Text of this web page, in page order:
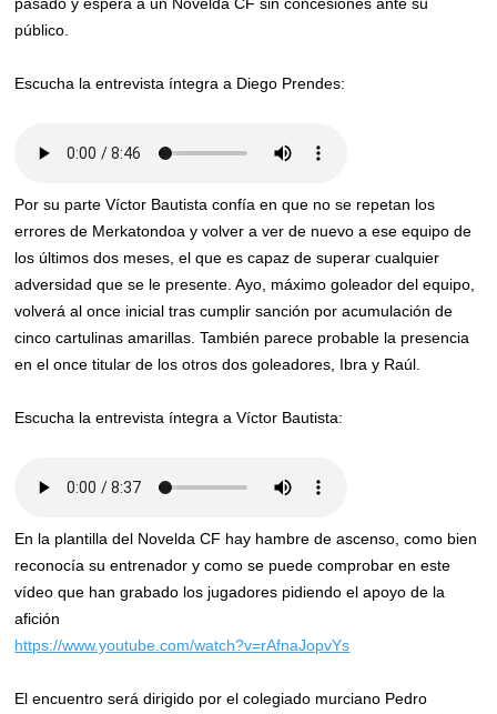
público.
Escucha la entrevista íntegra a Diego Prendes:
Por su parte Víctor Bautista confía en que no se repetan los
errores de Merkatondoa y volver a ver de nuevo a ese equipo de
los últimos dos meses, el que es capaz de superar cualquier
adversidad que se le presente. Ayo, máximo goleador del equipo,
volverá al once inicial tras cumplir sanción por acumulación de
cinco cartulinas amarillas. También parece probable la presencia
en el once titular de los otros dos goleadores, Ibra y Raúl.
Escucha la entrevista íntegra a Víctor Bautista:
En la plantilla del Novelda CF hay hambre de ascenso, como bien
reconocía su entrenador y como se puede comprobar en este
vídeo que han grabado los jugadores pidiendo el apoyo de la
afición
https://www.youtube.com/watch?v=rAfnaJopvYs
El encuentro será dirigido por el colegiado murciano Pedro